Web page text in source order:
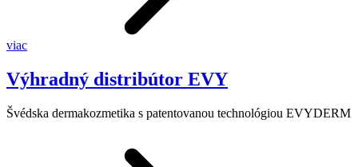
viac
Výhradný distribútor EVY
Švédska dermakozmetika s patentovanou technológiou EVYDERM